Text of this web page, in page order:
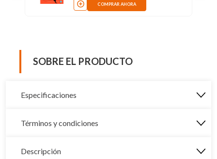
COMPRAR AHORA
SOBRE EL PRODUCTO
Especificaciones
Términos y condiciones
Descripción